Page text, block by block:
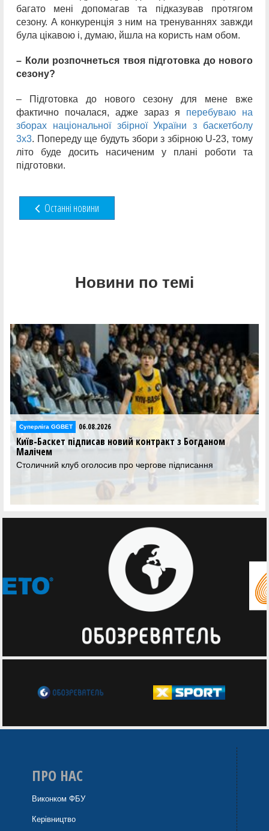
багато мені допомагав та підказував протягом
сезону. А конкуренція з ним на тренуваннях завжди
була цікавою і, думаю, йшла на користь нам обом.
– Коли розпочнеться твоя підготовка до нового
сезону?
– Підготовка до нового сезону для мене вже
фактично почалася, адже зараз я перебуваю на
зборах національної збірної України з баскетболу
3х3. Попереду ще будуть збори з збірною U-23, тому
літо буде досить насиченим у плані роботи та
підготовки.
Останні новини
Новини по темі
GGBET 06.08.2026
Баскет підписав новий контракт з Богданом
клуб оголосив про чергове підписання
Клуб з
ПРО НАС
Виконком ФБУ
Керівництво